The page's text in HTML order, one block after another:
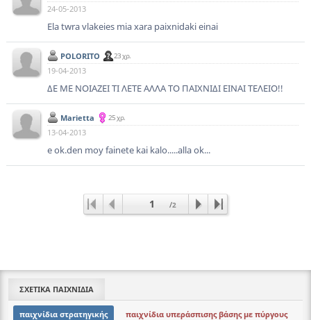
24-05-2013
Ela twra vlakeies mia xara paixnidaki einai
POLORITO 23 χρ.
19-04-2013
ΔΕ ΜΕ ΝΟΙΑΖΕΙ ΤΙ ΛΕΤΕ ΑΛΛΑ ΤΟ ΠΑΙΧΝΙΔΙ ΕΙΝΑΙ ΤΕΛΕΙΟ!!
Marietta 25 χρ.
13-04-2013
e ok.den moy fainete kai kalo.....alla ok...
1 /2
ΣΧΕΤΙΚΑ ΠΑΙΧΝΙΔΙΑ
παιχνίδια στρατηγικής παιχνίδια υπεράσπισης βάσης με πύργους